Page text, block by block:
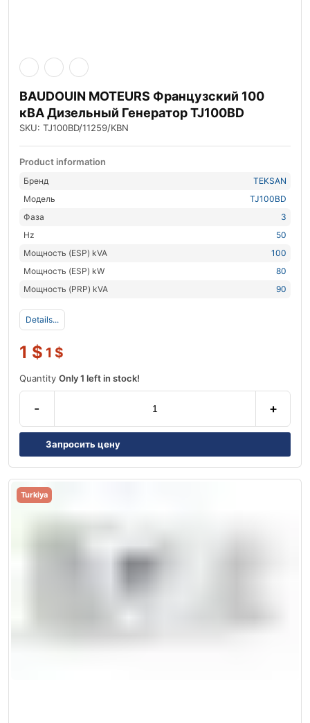
BAUDOUIN MOTEURS Французский 100
кВА Дизельный Генератор TJ100BD
SKU: TJ100BD/11259/KBN
Product information
Бренд
TEKSAN
Модель
TJ100BD
Фаза
3
Hz
50
Мощность (ESP) kVA
100
Мощность (ESP) kW
80
Мощность (PRP) kVA
90
Details...
1 $ 1 $
Quantity Only 1 left in stock!
- +
Запросить цену
Turkiya